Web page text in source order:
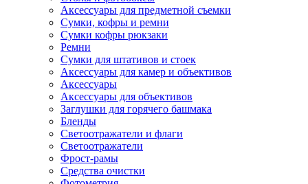
Аксессуары для предметной съемки
Сумки, кофры и ремни
Сумки кофры рюкзаки
Ремни
Сумки для штативов и стоек
Аксессуары для камер и объективов
Аксессуары
Аксессуары для объективов
Заглушки для горячего башмака
Бленды
Светоотражатели и флаги
Светоотражатели
Фрост-рамы
Средства очистки